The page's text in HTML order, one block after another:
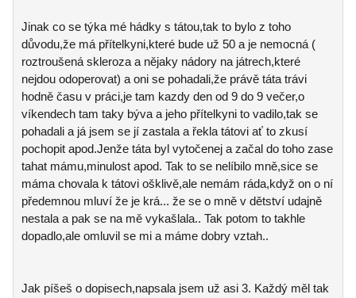
Jinak co se týka mé hádky s tátou,tak to bylo z toho
důvodu,že má přítelkyni,které bude už 50 a je nemocná (
roztroušená skleroza a nějaky nádory na játrech,které
nejdou odoperovat) a oni se pohadali,že právě táta trávi
hodně času v práci,je tam kazdy den od 9 do 9 večer,o
víkendech tam taky býva a jeho přítelkyni to vadilo,tak se
pohadali a já jsem se jí zastala a řekla tátovi ať to zkusí
pochopit apod.Jenže táta byl vytočenej a začal do toho zase
tahat mámu,minulost apod. Tak to se nelíbilo mně,sice se
máma chovala k tátovi ošklivě,ale nemám ráda,když on o ní
předemnou mluví že je krá... že se o mně v dětství udajně
nestala a pak se na mě vykašlala.. Tak potom to takhle
dopadlo,ale omluvil se mi a máme dobry vztah..
Jak píšeš o dopisech,napsala jsem už asi 3. Každý měl tak